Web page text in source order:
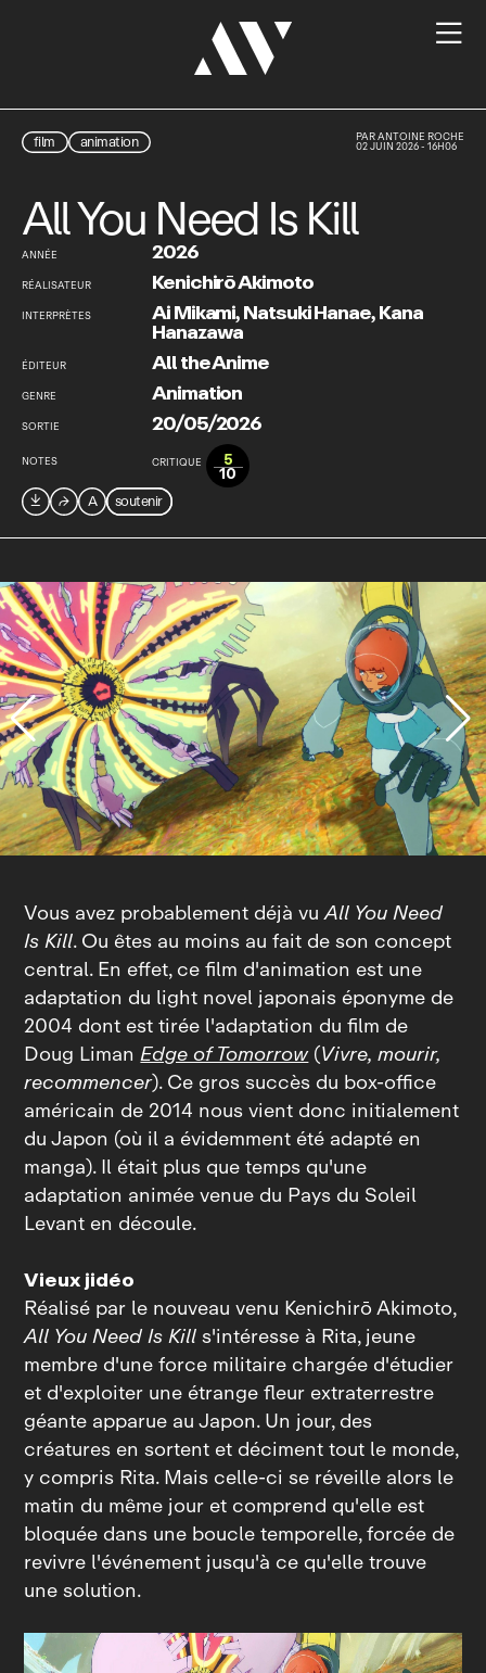

film animation PARANTOINE ROCHE
02 JUIN 2026 - 16H06
All You Need Is Kill
ANNÉE 2026
RÉALISATEUR Kenichirō Akimoto
INTERPRÈTES Ai Mikami,Natsuki Hanae,Kana
Hanazawa
ÉDITEUR All the Anime
GENRE Animation
SORTIE 20/05/2026
NOTES CRITIQUE 5
10

⮫ A soutenir
Vous avez probablement déjà vuAll You Need
IsKill. Ou êtes au moins au fait de son concept
central. En effet, ce film d'animation est une
adaptation du light novel japonais éponyme de
2004 dont est tirée l'adaptation du film de
Doug LimanEdge of Tomorrow(Vivre, mourir,
recommencer). Ce gros succès du box‑office
américain de 2014 nous vient donc initialement
du Japon (où il a évidemment été adapté en
manga). Il était plus que temps qu'une
adaptation animée venue du Pays du Soleil
Levant en découle.
Vieux jidéo
Réalisé par le nouveau venu Kenichirō Akimoto,
All You Need Is Kills'intéresse à Rita, jeune
membre d'une force militaire chargée d'étudier
et d'exploiter une étrange fleur extraterrestre
géante apparue au Japon. Un jour, des
créatures en sortent et déciment tout le monde,
y compris Rita. Mais celle-ci se réveille alors le
matin du même jour et comprend qu'elle est
bloquée dans une boucle temporelle, forcée de
revivre l'événement jusqu'à ce qu'elle trouve
une solution.